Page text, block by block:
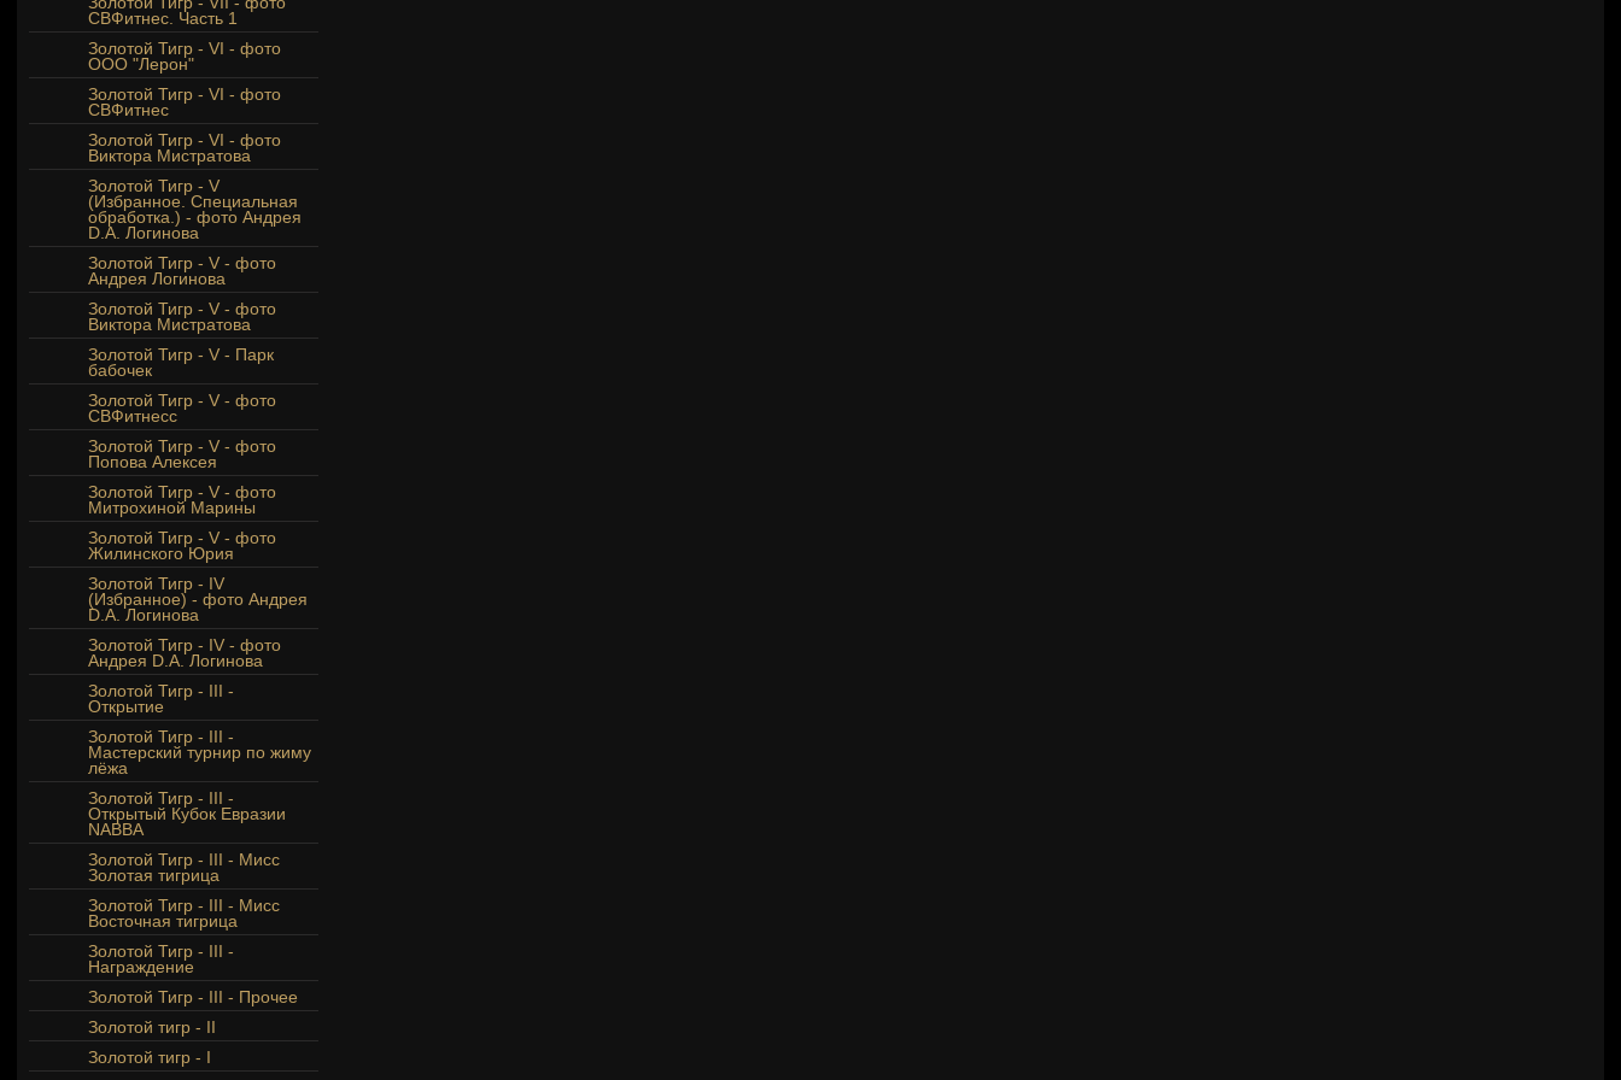
СВФитнес. Часть 1
Золотой Тигр - VI - фото
ООО "Лерон"
Золотой Тигр - VI - фото
СВФитнес
Золотой Тигр - VI - фото
Виктора Мистратова
Золотой Тигр - V
(Избранное. Специальная
обработка.) - фото Андрея
D.A. Логинова
Золотой Тигр - V - фото
Андрея Логинова
Золотой Тигр - V - фото
Виктора Мистратова
Золотой Тигр - V - Парк
бабочек
Золотой Тигр - V - фото
СВФитнесс
Золотой Тигр - V - фото
Попова Алексея
Золотой Тигр - V - фото
Митрохиной Марины
Золотой Тигр - V - фото
Жилинского Юрия
Золотой Тигр - IV
(Избранное) - фото Андрея
D.A. Логинова
Золотой Тигр - IV - фото
Андрея D.A. Логинова
Золотой Тигр - III -
Открытие
Золотой Тигр - III -
Мастерский турнир по жиму
лёжа
Золотой Тигр - III -
Открытый Кубок Евразии
NABBA
Золотой Тигр - III - Мисс
Золотая тигрица
Золотой Тигр - III - Мисс
Восточная тигрица
Золотой Тигр - III -
Награждение
Золотой Тигр - III - Прочее
Золотой тигр - II
Золотой тигр - I